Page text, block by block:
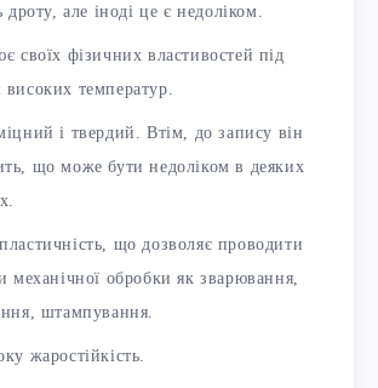
дроту, але іноді це є недоліком.
своїх фізичних властивостей під
температур.
і твердий. Втім, до запису він
що може бути недоліком в деяких
що дозволяє проводити
механічної обробки як зварювання,
штампування.
жаростійкість.